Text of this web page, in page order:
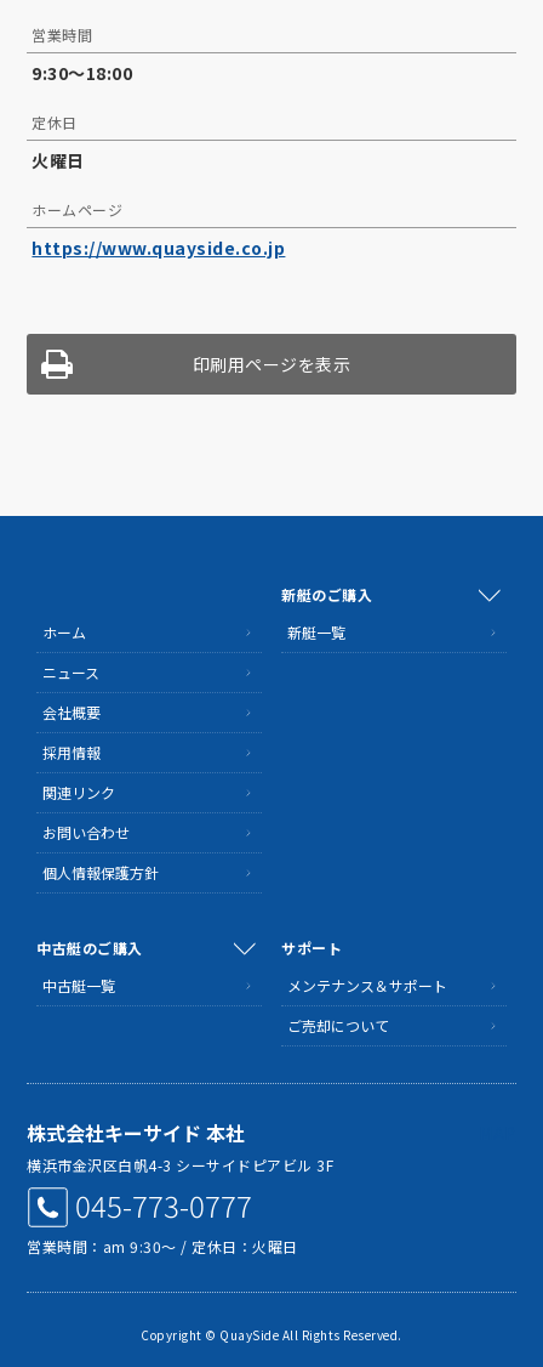
営業時間
9:30～18:00
定休日
火曜日
ホームページ
https://www.quayside.co.jp
印刷用ページを表示
ホーム
ニュース
会社概要
採用情報
関連リンク
お問い合わせ
個人情報保護方針
新艇のご購入
新艇一覧
中古艇のご購入
中古艇一覧
サポート
メンテナンス＆サポート
ご売却について
株式会社キーサイド 本社
横浜市金沢区白帆4-3 シーサイドピアビル 3F
045-773-0777
営業時間：am 9:30～ / 定休日：火曜日
Copyright © QuaySide All Rights Reserved.